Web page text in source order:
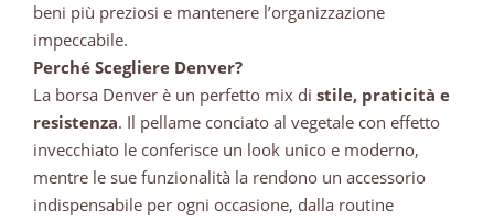
beni più preziosi e mantenere l’organizzazione
impeccabile.
Perché Scegliere Denver?
La borsa Denver è un perfetto mix di stile, praticità e
resistenza. Il pellame conciato al vegetale con effetto
invecchiato le conferisce un look unico e moderno,
mentre le sue funzionalità la rendono un accessorio
indispensabile per ogni occasione, dalla routine